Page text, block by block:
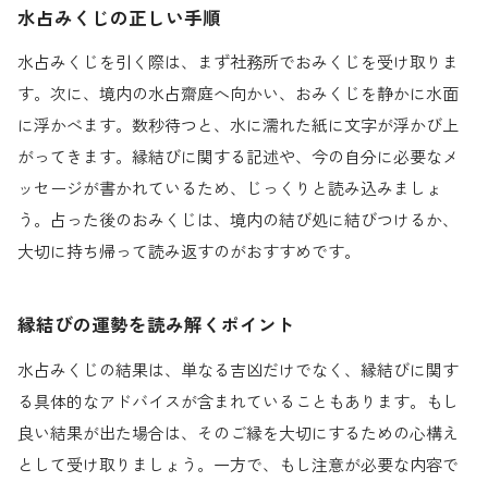
水占みくじの正しい手順
水占みくじを引く際は、まず社務所でおみくじを受け取りま
す。次に、境内の水占齋庭へ向かい、おみくじを静かに水面
に浮かべます。数秒待つと、水に濡れた紙に文字が浮かび上
がってきます。縁結びに関する記述や、今の自分に必要なメ
ッセージが書かれているため、じっくりと読み込みましょ
う。占った後のおみくじは、境内の結び処に結びつけるか、
大切に持ち帰って読み返すのがおすすめです。
縁結びの運勢を読み解くポイント
水占みくじの結果は、単なる吉凶だけでなく、縁結びに関す
る具体的なアドバイスが含まれていることもあります。もし
良い結果が出た場合は、そのご縁を大切にするための心構え
として受け取りましょう。一方で、もし注意が必要な内容で